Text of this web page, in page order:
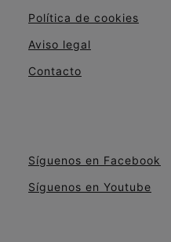
Política de cookies
Aviso legal
Contacto
Síguenos en Facebook
Síguenos en Youtube